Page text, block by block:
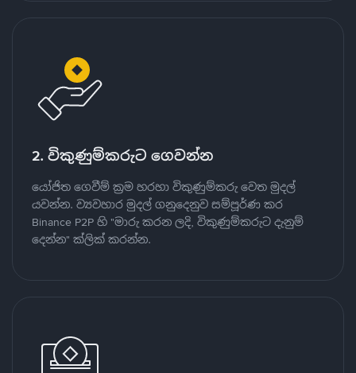
2. විකුණුම්කරුට ගෙවන්න
යෝජිත ගෙවීම් ක්‍රම හරහා විකුණුම්කරු වෙත මුදල්
යවන්න. ව්‍යවහාර මුදල් ගනුදෙනුව සම්පූර්ණ කර
Binance P2P හි "මාරු කරන ලදි, විකුණුම්කරුට දැනුම්
දෙන්න" ක්ලික් කරන්න.